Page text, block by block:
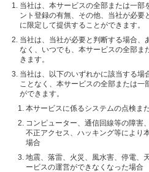
当社は、本サービスの全部または一部
ント登録の有無、その他、当社が必要
に限定して提供することができます。
当社は、当社が必要と判断する場合、
なく、いつでも、本サービスの全部ま
きます。
当社は、以下のいずれかに該当する場
ことなく、本サービスの全部または一
ができます。
本サービスに係るシステムの点検ま
コンピューター、通信回線等の障害
不正アクセス、ハッキング等により
場合
地震、落雷、火災、風水害、停電、
ービスの運営ができなくなった場合